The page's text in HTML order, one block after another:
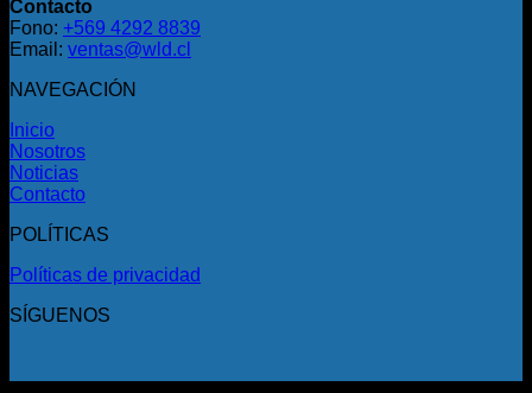
Contacto
Fono: +569 4292 8839
Email: ventas@wld.cl
NAVEGACIÓN
Inicio
Nosotros
Noticias
Contacto
POLÍTICAS
Políticas de privacidad
SÍGUENOS